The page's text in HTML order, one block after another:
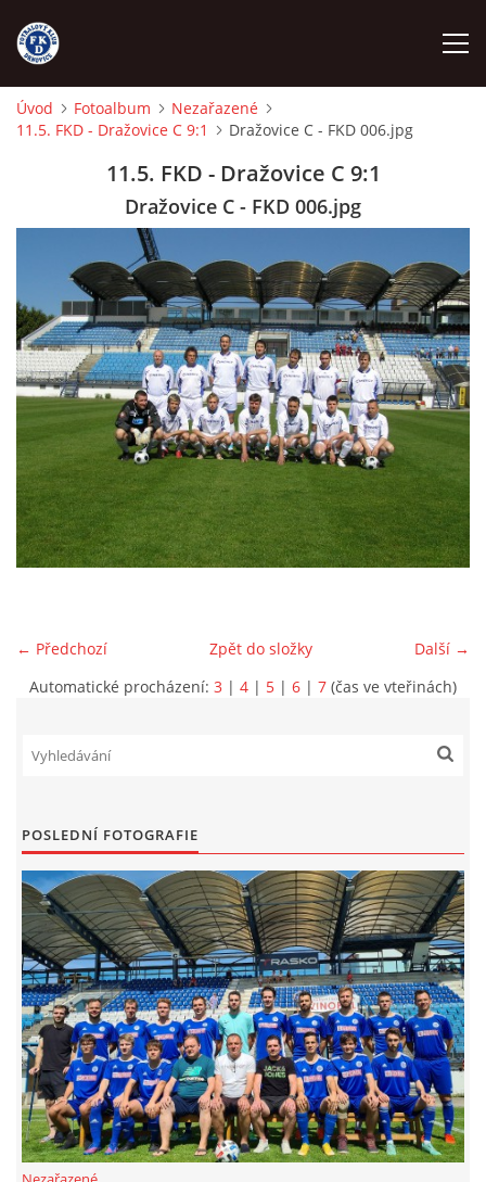
ÚVOD
FKD B
STARŠÍ DOROST
STARŠÍ ŽÁCI
MLADŠÍ ŽÁCI
STARŠÍ PŘÍPRAVKA R 2012 + 2013
ARCHÍV
DOTACE
FKD, z.s.
Drnovice 704
68304 Drnovice
ičo 27005305
č.ú. 3227086359 / 0800
Úvod Fotoalbum
Nezařazené
11.5. FKD - Dražovice C 9:1
Dražovice C - FKD 006.jpg
11.5. FKD - Dražovice C 9:1
Dražovice C - FKD 006.jpg
← Předchozí Další →
Zpět do složky
Automatické procházení: 3 | 4 | 5 | 6 | 7 (čas ve vteřinách)
POSLEDNÍ FOTOGRAFIE